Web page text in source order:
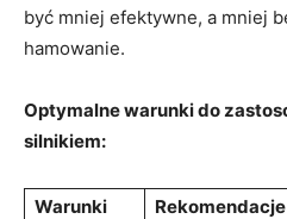
być mniej efektywne, a mniej
hamowanie.
Optymalne warunki do
silnikiem:
Warunki Rekomendacje